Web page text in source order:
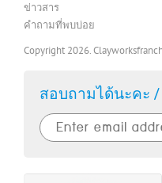
ข่าวสาร
คำถามที่พบบ่อย
Copyright 2026.
สอบถามได้นะคะ /